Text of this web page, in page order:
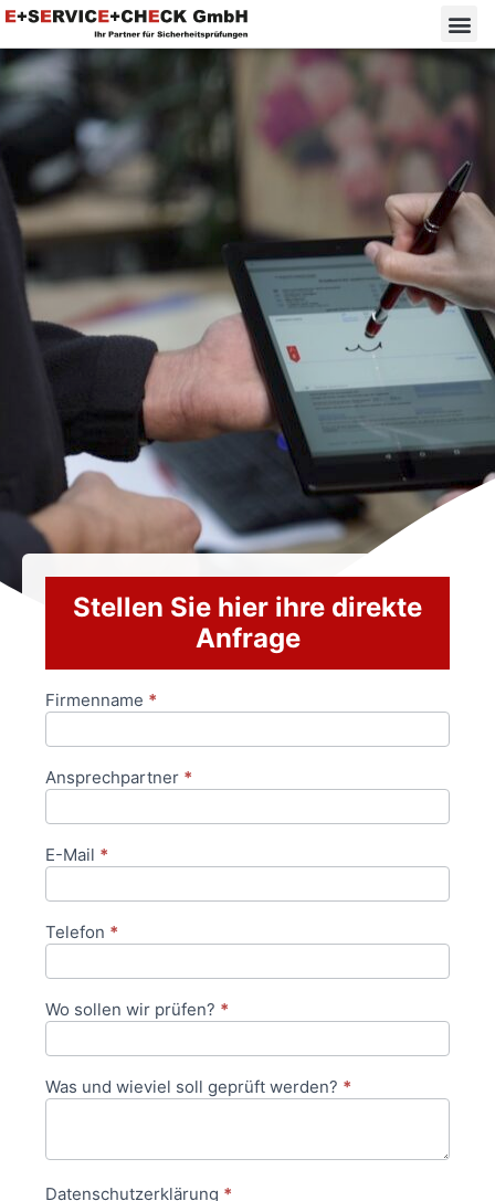
Stellen Sie hier ihre direkte
Anfrage
Anfrageformular
Firmenname *
Ansprechpartner *
E-Mail *
Telefon *
Wo sollen wir prüfen? *
Was und wieviel soll geprüft werden? *
Datenschutzerklärung *